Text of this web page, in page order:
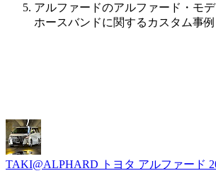
アルファードのアルファード・モ
ホースバンドに関するカスタム事例
TAKI@ALPHARD トヨタ アルファード